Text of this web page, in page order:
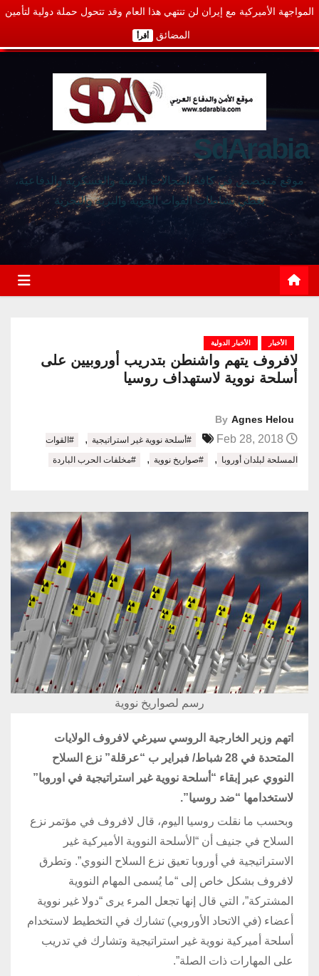
المواجهة الأميركية مع إيران لن تنتهي هذا العام وقد تتحول حملة دولية لتأمين
المضائق أقرأ
SdArabia
موقع متخصص في كافة المجالات الأمنية والعسكرية والدفاعية،
يغطي نشاطات القوات الجوية والبرية والبحرية
الأخبار الأخبار الدولية
لافروف يتهم واشنطن بتدريب أوروبيين على
أسلحة نووية لاستهداف روسيا
By Agnes Helou
#أسلحة نووية غير استراتيجية ,
#القوات
المسلحة لبلدان أوروبا , #صواريخ نووية , #مخلفات الحرب الباردة
رسم لصواريخ نووية
اتهم وزير الخارجية الروسي سيرغي لافروف الولايات
المتحدة في 28 شباط/ فبراير ب “عرقلة” نزع السلاح
النووي عبر إبقاء “أسلحة نووية غير استراتيجية في اوروبا”
لاستخدامها “ضد روسيا”.
وبحسب ما نقلت روسيا اليوم، قال لافروف في مؤتمر نزع
السلاح في جنيف أن “الأسلحة النووية الأميركية غير
الاستراتيجية في أوروبا تعيق نزع السلاح النووي”. وتطرق
لافروف بشكل خاص إلى “ما يُسمى المهام النووية
المشتركة”، التي قال إنها تجعل المرء يرى “دولا غير نووية
أعضاء (في الاتحاد الأوروبي) تشارك في التخطيط لاستخدام
أسلحة أميركية نووية غير استراتيجية وتشارك في تدريب
على المهارات ذات الصلة”.